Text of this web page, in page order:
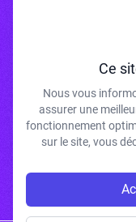
J'accepte de recevoir
votre
Ce
Nous vous
assurer une
fonctionnement
sur le site, vous